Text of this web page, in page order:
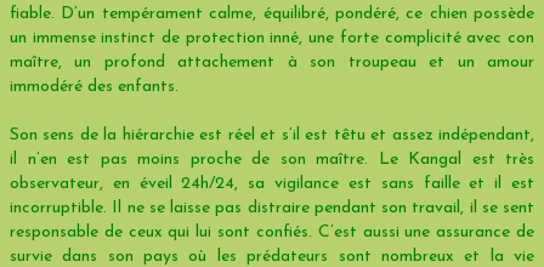
fiable. D’un tempérament calme, équilibré, pondéré, ce chien possède
un immense instinct de protection inné, une forte complicité avec con
maître, un profond attachement à son troupeau et un amour
immodéré des enfants.
Son sens de la hiérarchie est réel et s’il est têtu et assez indépendant,
il n’en est pas moins proche de son maître. Le Kangal est très
observateur, en éveil 24h/24, sa vigilance est sans faille et il est
incorruptible. Il ne se laisse pas distraire pendant son travail, il se sent
responsable de ceux qui lui sont confiés. C’est aussi une assurance de
survie dans son pays où les prédateurs sont nombreux et la vie